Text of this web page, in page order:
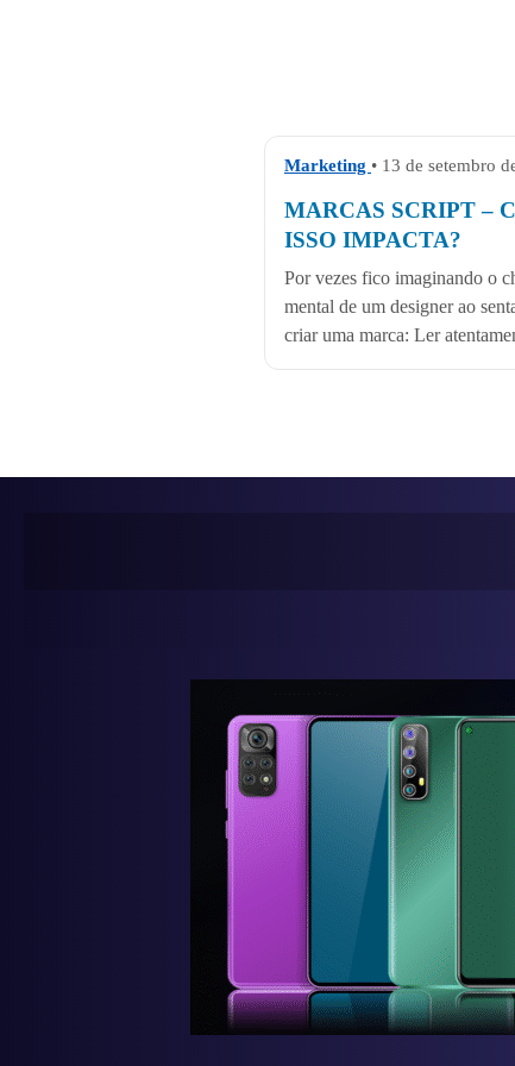
Marketing • 13 de setembro
MARCAS SCRIPT –
ISSO IMPACTA?
Por vezes fico imaginando o
mental de um designer ao
criar uma marca: Ler